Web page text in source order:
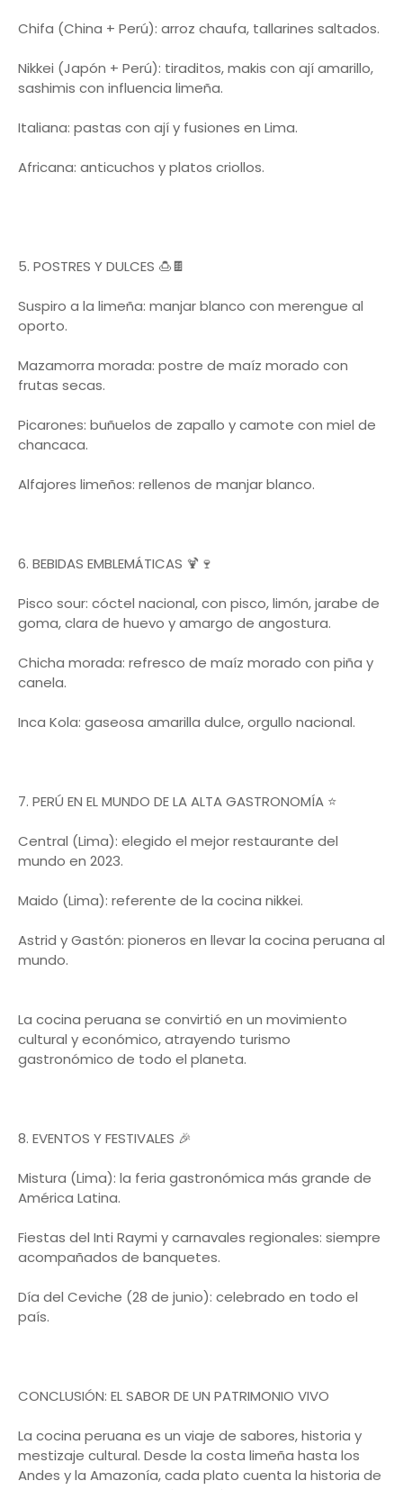
Chifa (China + Perú): arroz chaufa, tallarines saltados.
Nikkei (Japón + Perú): tiraditos, makis con ají amarillo,
sashimis con influencia limeña.
Italiana: pastas con ají y fusiones en Lima.
Africana: anticuchos y platos criollos.
5. POSTRES Y DULCES 🍮🍫
Suspiro a la limeña: manjar blanco con merengue al
oporto.
Mazamorra morada: postre de maíz morado con
frutas secas.
Picarones: buñuelos de zapallo y camote con miel de
chancaca.
Alfajores limeños: rellenos de manjar blanco.
6. BEBIDAS EMBLEMÁTICAS 🍹🍷
Pisco sour: cóctel nacional, con pisco, limón, jarabe de
goma, clara de huevo y amargo de angostura.
Chicha morada: refresco de maíz morado con piña y
canela.
Inca Kola: gaseosa amarilla dulce, orgullo nacional.
7. PERÚ EN EL MUNDO DE LA ALTA GASTRONOMÍA ⭐
Central (Lima): elegido el mejor restaurante del
mundo en 2023.
Maido (Lima): referente de la cocina nikkei.
Astrid y Gastón: pioneros en llevar la cocina peruana al
mundo.
La cocina peruana se convirtió en un movimiento
cultural y económico, atrayendo turismo
gastronómico de todo el planeta.
8. EVENTOS Y FESTIVALES 🎉
Mistura (Lima): la feria gastronómica más grande de
América Latina.
Fiestas del Inti Raymi y carnavales regionales: siempre
acompañados de banquetes.
Día del Ceviche (28 de junio): celebrado en todo el
país.
CONCLUSIÓN: EL SABOR DE UN PATRIMONIO VIVO
La cocina peruana es un viaje de sabores, historia y
mestizaje cultural. Desde la costa limeña hasta los
Andes y la Amazonía, cada plato cuenta la historia de